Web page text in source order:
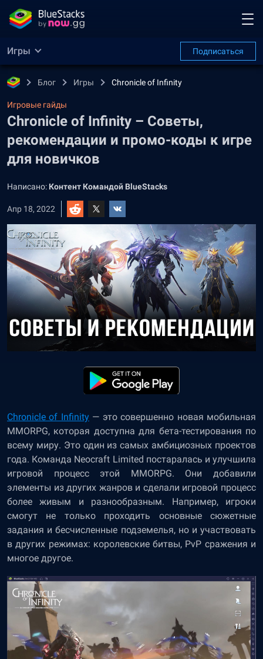
Игры Подписаться
Блог Игры Chronicle of Infinity
Игровые гайды
Chronicle of Infinity – Советы,
рекомендации и промо-коды к игре
для новичков
Написано: Контент Командой BlueStacks
Апр 18, 2022
Chronicle of Infinity— это совершенно новая мобильная
MMORPG, которая доступна для бета-тестирования по
всему миру. Это один из самых амбициозных проектов
года. Команда Neocraft Limited постаралась и улучшила
игровой процесс этой MMORPG. Они добавили
элементы из других жанров и сделали игровой процесс
более живым и разнообразным. Например, игроки
смогут не только проходить основные сюжетные
задания и бесчисленные подземелья, но и участвовать
в других режимах: королевские битвы, PvP сражения и
многое другое.